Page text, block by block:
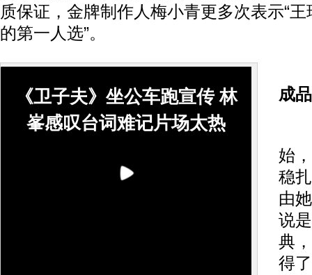
质保证，金牌制作人梅小青更多次表示“
的第一人选”。
《卫子夫》坐公车跑宣传 林
峯感叹台词难记片场太热
成
始
稳
由
说
典
得